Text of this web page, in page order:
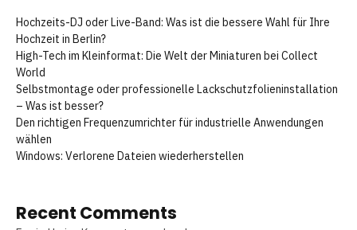
Hochzeits-DJ oder Live-Band: Was ist die bessere Wahl für Ihre
Hochzeit in Berlin?
High-Tech im Kleinformat: Die Welt der Miniaturen bei Collect
World
Selbstmontage oder professionelle Lackschutzfolieninstallation
– Was ist besser?
Den richtigen Frequenzumrichter für industrielle Anwendungen
wählen
Windows: Verlorene Dateien wiederherstellen
Recent Comments